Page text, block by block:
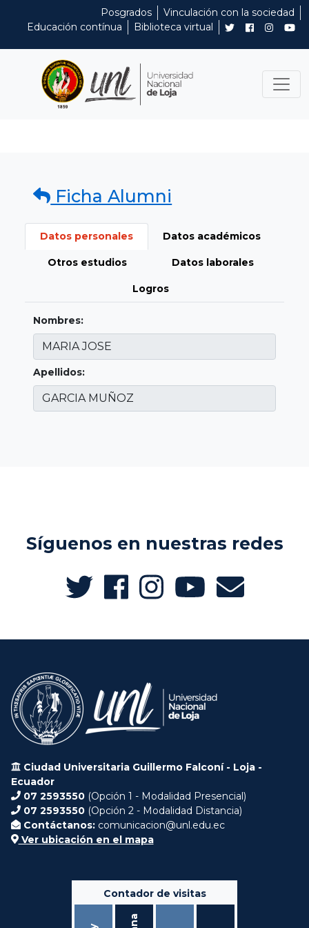
Posgrados
Vinculación con la sociedad
Educación contínua
Biblioteca virtual
Ficha Alumni
Datos personales Datos académicos
Otros estudios Datos laborales
Logros
Nombres:
Apellidos:
Síguenos en nuestras redes
Ciudad Universitaria Guillermo Falconí - Loja -
Ecuador
07 2593550 (Opción 1 - Modalidad Presencial)
07 2593550 (Opción 2 - Modalidad Distancia)
Contáctanos: comunicacion@unl.edu.ec
Ver ubicación en el mapa
Contador de visitas